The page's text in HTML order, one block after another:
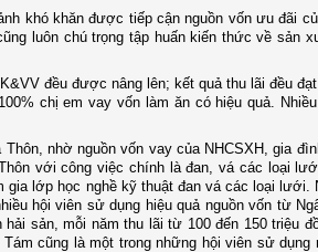
khó khăn được tiếp cận nguồn vốn ưu đãi
luôn chú trọng tập huấn kiến thức về sản
đều được nâng lên; kết quả thu lãi đều
chị em vay vốn làm ăn có hiệu quả.
Thôn, nhờ nguồn vốn vay của NHCSXH, gia
với công việc chính là đan, vá các loại
lớp học nghề kỹ thuật đan vá các loại lưới.
hội viên sử dụng hiệu quả nguồn vốn từ
sản, mỗi năm thu lãi từ 100 đến 150 triệu
cũng là một trong những hội viên sử dụng